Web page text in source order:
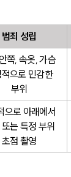
팀소
범죄 성립
쪽, 속옷, 가슴
으로 민감한
부위
으로 아래에서
는 특정 부위
초점 촬영